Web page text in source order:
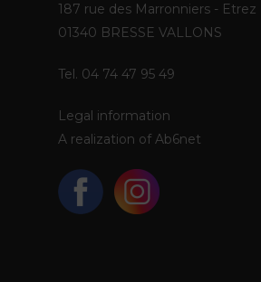
187 rue des Marronniers - Etrez
01340 BRESSE VALLONS
Tel. 04 74 47 95 49
Legal information
A realization of Ab6net